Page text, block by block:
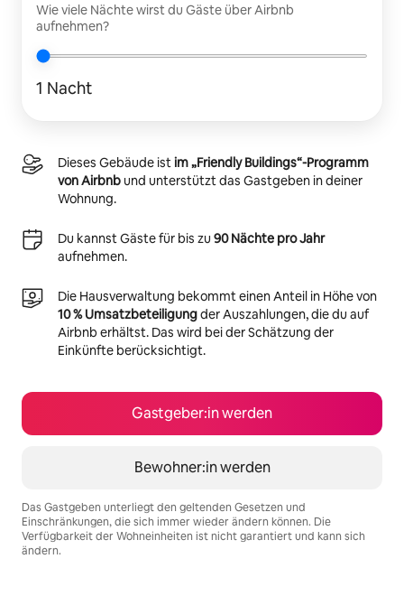
Wie viele Nächte wirst du Gäste über Airbnb
aufnehmen?
1 Nacht
Dieses Gebäude istim „Friendly Buildings“-Programm
von Airbnbund unterstützt das Gastgeben in deiner
Wohnung.
Du kannst Gäste für bis zu 90 Nächte pro Jahr
aufnehmen.
Die Hausverwaltung bekommt einen Anteil in Höhe von
10 % Umsatzbeteiligungder Auszahlungen, die du auf
Airbnb erhältst. Das wird bei der Schätzung der
Einkünfte berücksichtigt.
Gastgeber:in werden
Bewohner:in werden
Das Gastgeben unterliegt den geltenden Gesetzen und
Einschränkungen, die sich immer wieder ändern können. Die
Verfügbarkeit der Wohneinheiten ist nicht garantiert und kann sich
ändern.